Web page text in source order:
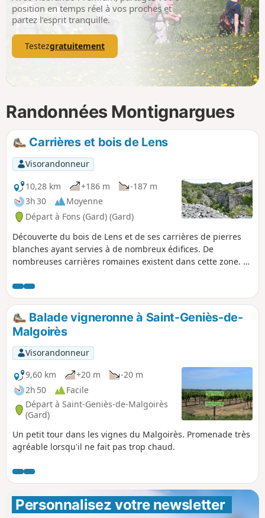
p
position en temps réel à vos proches et
partez l’esprit tranquille.
Testezgratuitement
Randonnées Montignargues
Carrières et bois de Lens
Visorandonneur
10,28 km
+186 m
-187 m
3h 30
Moyenne
Départ à Fons (Gard) (Gard)
Découverte du bois de Lens et de ses carrières de pierres
blanches ayant servies à de nombreux édifices. De
nombreuses carrières romaines existent dans cette zone. La
estimée des tailleurs de pierre et des sculpteurs.
Balade vigneronne à Saint-Geniès-de-
Malgoirès
Visorandonneur
9,60 km
+20 m
-20 m
2h 50
Facile
Départ à Saint-Geniès-de-Malgoirès
(Gard)
Un petit tour dans les vignes du Malgoirès. Promenade très
agréable lorsqu'il ne fait pas trop chaud.
Personnalisez votre newsletter